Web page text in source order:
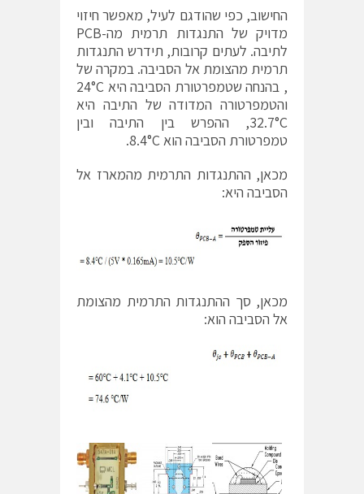
החישוב, כפי שהודגם לעיל, מאפשר חיזוי
מדויק של התנגדות תרמית מה-PCB
לתיבה. לעתים קרובות, תידרש התנגדות
תרמית מהצומת אל הסביבה. במקרה של
, בהנחה שטמפרטורת הסביבה היא 24°C
והטמפרטורה המדודה של התיבה היא
32.7°C, ההפרש בין התיבה ובין
טמפרטורת הסביבה הוא 8.4°C.
מכאן, ההתנגדות התרמית מהמארז אל
הסביבה היא:
מכאן, סך ההתנגדות התרמית מהצומת
אל הסביבה הוא: